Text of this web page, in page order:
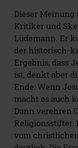
Dieser
Kritiker und
Lüdemann. Er
der historisch-
Ergebnis, dass
ist, denkt aber
Ende: Wenn
macht es auch
Dann verehren
Religionsstifter.
vom